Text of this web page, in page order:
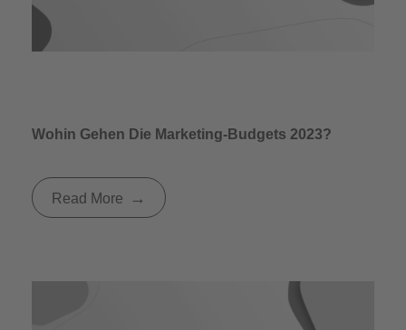
Wohin Gehen Die Marketing-Budgets 2023?
Read More